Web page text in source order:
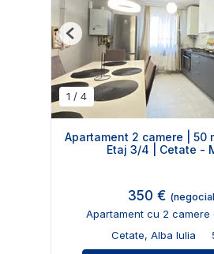
1 / 4
Previous
Apartament 2 camere | 50
Etaj 3/4 | Cetate -
350 €
Apartament cu 2 camere
Cetate, Alba Iulia